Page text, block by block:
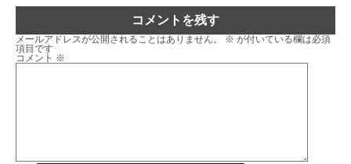
コメントを残す
メールアドレスが公開されることはありません。 ※ が付いている欄は必須
項目です
コメント ※